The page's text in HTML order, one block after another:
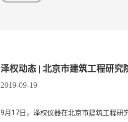
泽权动态 | 北京市建筑工程研究
2019-09-19
9月17日，泽权仪器在北京市建筑工程研